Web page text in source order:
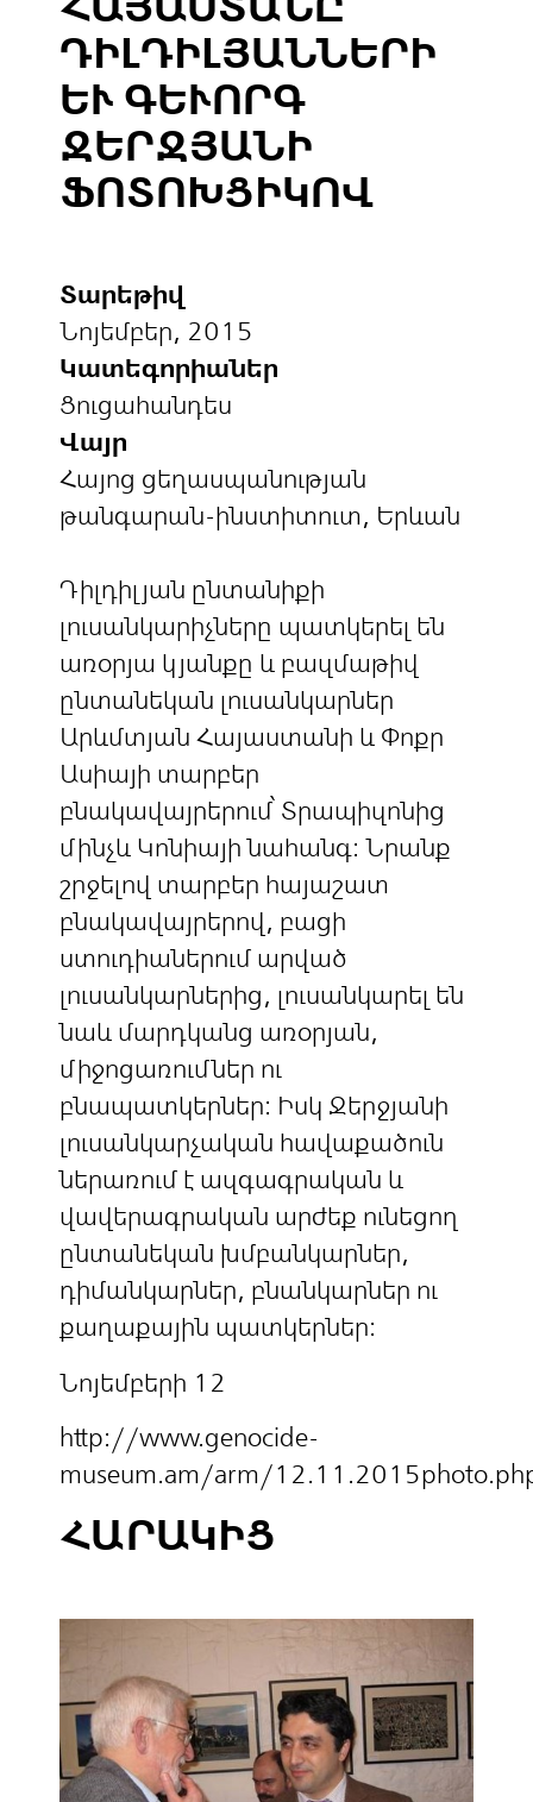
ԻԼԴԻԼՅԱՆՆԵՐԻ ԵՒ
ԳԵՒՈՐԳ ՋԵՐ
ՋՅԱՆԻ ՖՈՏ
ՈԽՑԻԿՈՎ
Տարեթիվ
Նոյեմբեր, 2015
Կատեգորիաներ
Ցուցահանդես
Վայր
Հայոց ցեղասպանության
թանգարան-ինստիտուտ, Երևան
Դիլդիլյան ընտանիքի
լուսանկարիչները պատկերել են
առօրյա կյանքը և բազմաթիվ
ընտանեկան լուսանկարներ
Արևմտյան Հայաստանի և Փոքր
Ասիայի տարբեր
բնակավայրերում՝ Տրապիզոնից
մինչև Կոնիայի նահանգ: Նրանք
շրջելով տարբեր հայաշատ
բնակավայրերով, բացի
ստուդիաներում արված
լուսանկարներից, լուսանկարել են
նաև մարդկանց առօրյան,
միջոցառումներ ու
բնապատկերներ: Իսկ Ջերջյանի
լուսանկարչական հավաքածուն
ներառում է ազգագրական և
վավերագրական արժեք ունեցող
ընտանեկան խմբանկարներ,
դիմանկարներ, բնանկարներ ու
քաղաքային պատկերներ:
Նոյեմբերի 12
http://www.genocide-
museum.am/arm/
ՀԱՐԱԿԻՑ